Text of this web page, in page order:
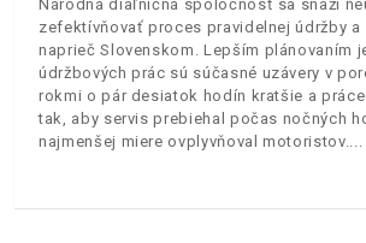
Národná diaľničná spoločnosť sa snaží
zefektívňovať proces pravidelnej údržby a
naprieč Slovenskom. Lepším plánovaním
údržbových prác sú súčasné uzávery v
rokmi o pár desiatok hodín kratšie a
tak, aby servis prebiehal počas nočných
najmenšej miere ovplyvňoval motoristov.